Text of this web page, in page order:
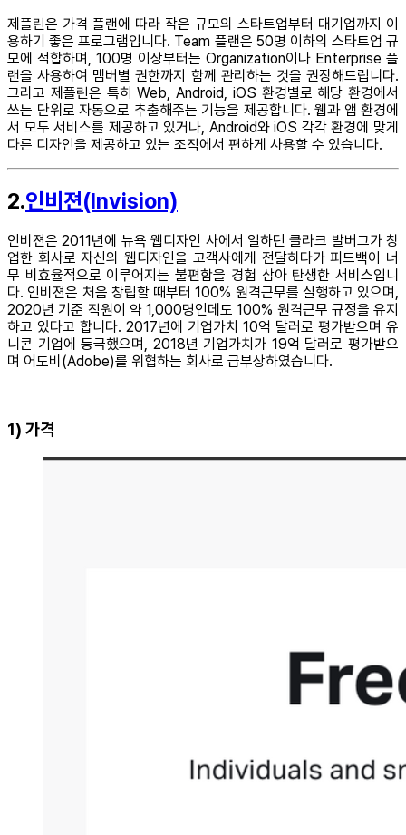
제플린은 가격 플랜에 따라 작은 규모의 스타트업부터 대기업까지 이
용하기 좋은 프로그램입니다. Team 플랜은 50명 이하의 스타트업 규
모에 적합하며, 100명 이상부터는 Organization이나 Enterprise 플
랜을 사용하여 멤버별 권한까지 함께 관리하는 것을 권장해드립니다.
그리고 제플린은 특히 Web, Android, iOS 환경별로 해당 환경에서
쓰는 단위로 자동으로 추출해주는 기능을 제공합니다. 웹과 앱 환경에
서 모두 서비스를 제공하고 있거나, Android와 iOS 각각 환경에 맞게
다른 디자인을 제공하고 있는 조직에서 편하게 사용할 수 있습니다.
2.인비젼(Invision)
인비젼은 2011년에 뉴욕 웹디자인 사에서 일하던 클라크 발버그가 창
업한 회사로 자신의 웹디자인을 고객사에게 전달하다가 피드백이 너
무 비효율적으로 이루어지는 불편함을 경험 삼아 탄생한 서비스입니
다. 인비젼은 처음 창립할 때부터 100% 원격근무를 실행하고 있으며,
2020년 기준 직원이 약 1,000명인데도 100% 원격근무 규정을 유지
하고 있다고 합니다. 2017년에 기업가치 10억 달러로 평가받으며 유
니콘 기업에 등극했으며, 2018년 기업가치가 19억 달러로 평가받으
며 어도비(Adobe)를 위협하는 회사로 급부상하였습니다.
1) 가격